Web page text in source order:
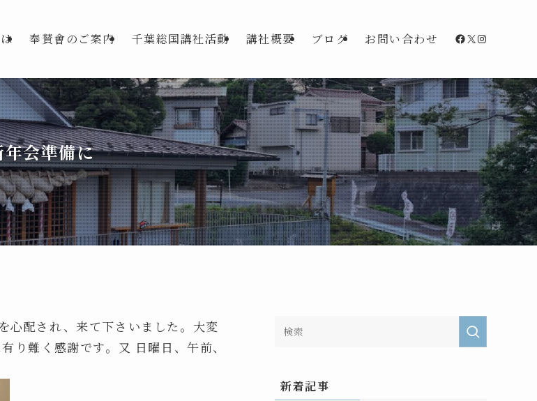
奉賛會のご案内 千葉総国講社活動 講社概要 ブログ お問い合わせ Facebook
X
会準備に
心配され、来て下さいました。大変
り難く感謝です。又 日曜日、午前、
新着記事